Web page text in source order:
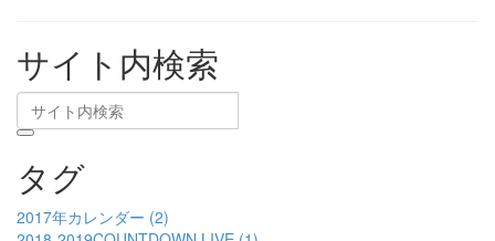
サイト内検索
タグ
2017年カレンダー (2)